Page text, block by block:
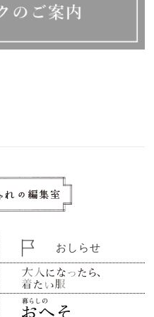
おしらせ